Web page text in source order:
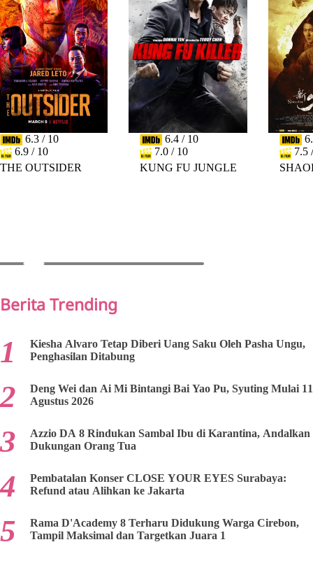
6.3 / 10
6.9 / 10
THE OUTSIDER
6.4 / 10
7.0 / 10
KUNG FU JUNGLE
7.5
Berita Trending
Kiesha Alvaro Tetap Diberi Uang Saku Oleh Pasha Ungu,
Penghasilan Ditabung
Deng Wei dan Ai Mi Bintangi Bai Yao Pu, Syuting Mulai 11
Agustus 2026
Azzio DA 8 Rindukan Sambal Ibu di Karantina, Andalkan
Dukungan Orang Tua
Pembatalan Konser CLOSE YOUR EYES Surabaya:
Refund atau Alihkan ke Jakarta
Rama D'Academy 8 Terharu Didukung Warga Cirebon,
Tampil Maksimal dan Targetkan Juara 1